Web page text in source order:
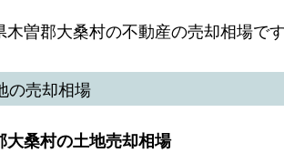
木曽郡大桑村の不動産の売却相場で
の売却相場
大桑村の土地売却相場